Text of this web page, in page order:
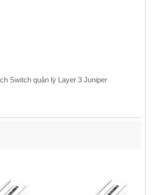
Switch quản lý Layer 3 Juniper